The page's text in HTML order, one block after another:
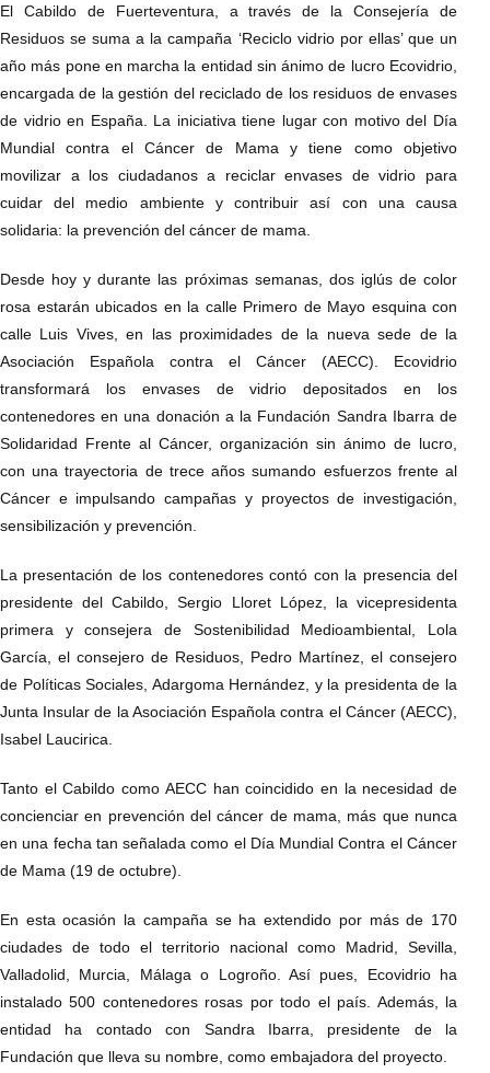
El Cabildo de Fuerteventura, a través de la Consejería de
Residuos se suma a la campaña ‘Reciclo vidrio por ellas’ que un
año más pone en marcha la entidad sin ánimo de lucro Ecovidrio,
encargada de la gestión del reciclado de los residuos de envases
de vidrio en España. La iniciativa tiene lugar con motivo del Día
Mundial contra el Cáncer de Mama y tiene como objetivo
movilizar a los ciudadanos a reciclar envases de vidrio para
cuidar del medio ambiente y contribuir así con una causa
solidaria: la prevención del cáncer de mama.
Desde hoy y durante las próximas semanas, dos iglús de color
rosa estarán ubicados en la calle Primero de Mayo esquina con
calle Luis Vives, en las proximidades de la nueva sede de la
Asociación Española contra el Cáncer (AECC). Ecovidrio
transformará los envases de vidrio depositados en los
contenedores en una donación a la Fundación Sandra Ibarra de
Solidaridad Frente al Cáncer, organización sin ánimo de lucro,
con una trayectoria de trece años sumando esfuerzos frente al
Cáncer e impulsando campañas y proyectos de investigación,
sensibilización y prevención.
La presentación de los contenedores contó con la presencia del
presidente del Cabildo, Sergio Lloret López, la vicepresidenta
primera y consejera de Sostenibilidad Medioambiental, Lola
García, el consejero de Residuos, Pedro Martínez, el consejero
de Políticas Sociales, Adargoma Hernández, y la presidenta de la
Junta Insular de la Asociación Española contra el Cáncer (AECC),
Isabel Laucirica.
Tanto el Cabildo como AECC han coincidido en la necesidad de
concienciar en prevención del cáncer de mama, más que nunca
en una fecha tan señalada como el Día Mundial Contra el Cáncer
de Mama (19 de octubre).
En esta ocasión la campaña se ha extendido por más de 170
ciudades de todo el territorio nacional como Madrid, Sevilla,
Valladolid, Murcia, Málaga o Logroño. Así pues, Ecovidrio ha
instalado 500 contenedores rosas por todo el país. Además, la
entidad ha contado con Sandra Ibarra, presidente de la
Fundación que lleva su nombre, como embajadora del proyecto.